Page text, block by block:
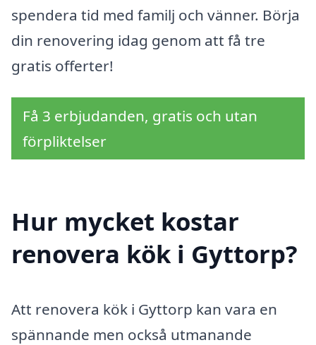
spendera tid med familj och vänner. Börja
din renovering idag genom att få tre
gratis offerter!
Få 3 erbjudanden, gratis och utan
förpliktelser
Hur mycket kostar
renovera kök i Gyttorp?
Att renovera kök i Gyttorp kan vara en
spännande men också utmanande